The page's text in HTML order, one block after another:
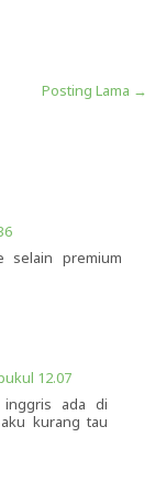
Posting Lama →
selain premium
12.07
inggris ada di
kurang tau